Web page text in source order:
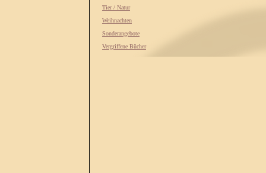
Tier / Natur
Weihnachten
Sonderangebote
Vergriffene Bücher